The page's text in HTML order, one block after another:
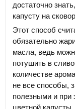
достаточно
капусту на
Этот способ
обязательно
масла, ведь
потушить в
количестве
не все способы,
полезными и при
цветной капусты.